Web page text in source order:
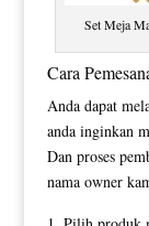
Set Meja
Cara
Anda dapat
anda inginkan
Dan proses
nama owner